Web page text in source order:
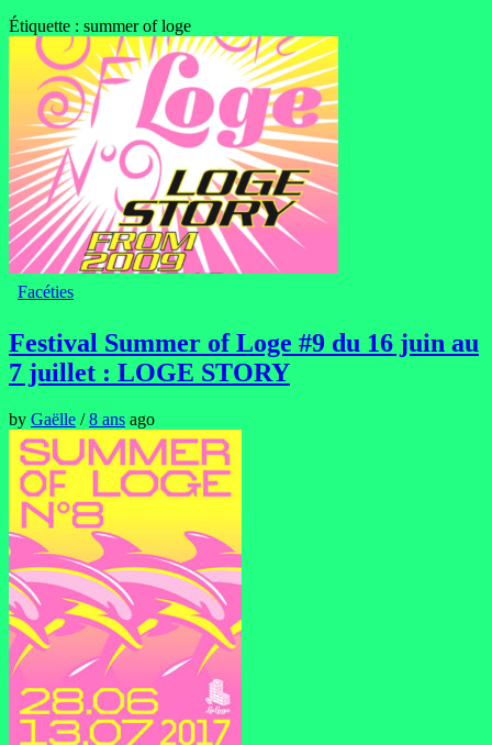
Étiquette : summer of loge
Facéties
Festival Summer of Loge #9 du 16 juin au
7 juillet : LOGE STORY
by Gaëlle /8 ans ago